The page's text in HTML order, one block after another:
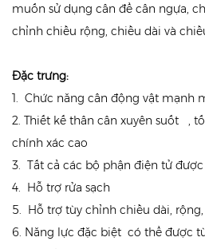
muốn sử dụng cân để cân ngựa,
chỉnh chiều rộng, chiều dài và
Đặc trưng:
1. Chức năng cân động vật mạnh
2. Thiết kế thân cân xuyên suốt ,
chính xác cao
3. Tất cả các bộ phận điện tử
4. Hỗ trợ rửa sạch
5. Hỗ trợ tùy chỉnh chiều dài,
6. Năng lực đặc biệt có thể được